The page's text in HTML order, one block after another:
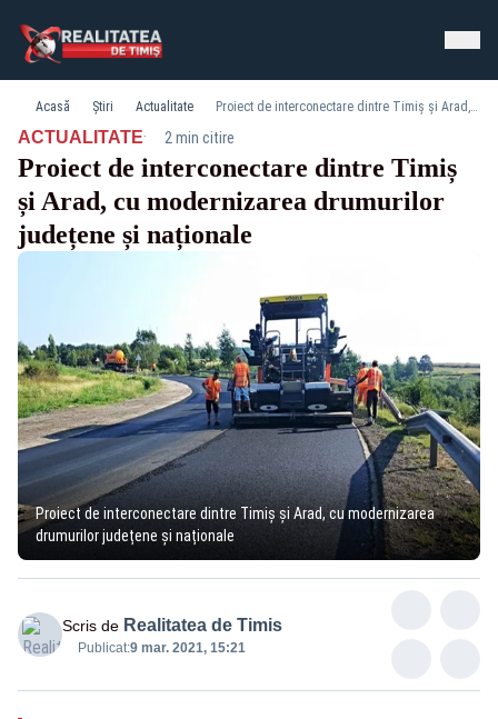
Acasă Știri Actualitate Proiect de interconectare dintre Timiș și Arad, cu modernizarea drumurilor județene și naționale
ACTUALITATE· 2 min citire
Proiect de interconectare dintre Timiș
și Arad, cu modernizarea drumurilor
județene și naționale
Proiect de interconectare dintre Timiș și Arad, cu modernizarea
drumurilor județene și naționale
Scris de Realitatea de Timis
Publicat:9 mar. 2021, 15:21